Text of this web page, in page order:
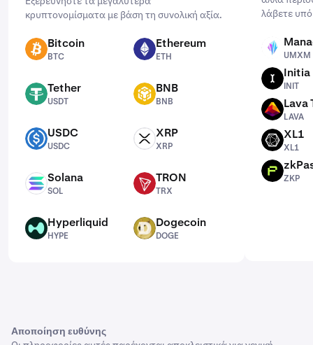
κρυπτονομίσματα με βάση τη συνολική αξία.
BTC Bitcoin
BTC
ETH Ethereum
ETH
USDT Tether
USDT
BNB BNB
BNB
USDC USDC
USDC
XRP XRP
XRP
SOL Solana
SOL
TRX TRON
TRX
HYPE Hyperliquid
HYPE
DOGE Dogecoin
DOGE
λάβετε
UMXM
UMXM
Initia
INIT
LAVA Lava
LAVA
XL1 XL1
XL1
ZKP
ZKP
Αποποίηση ευθύνης